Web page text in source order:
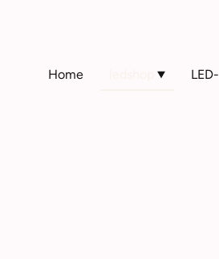
Home